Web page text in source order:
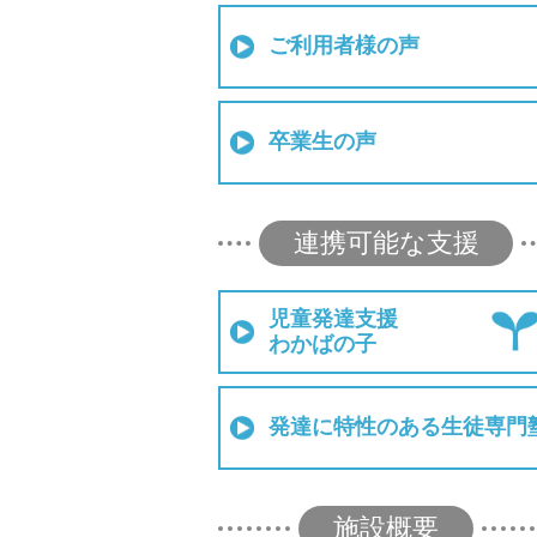
ご利用者様の声
卒業生の声
連携可能な支援
児童発達支援
わかばの子
発達に特性のある生徒専門
施設概要